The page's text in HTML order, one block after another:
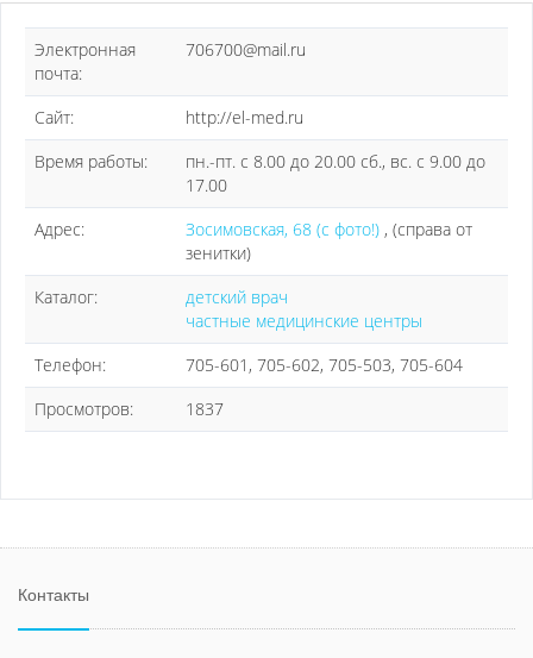
Электронная
почта:
706700@mail.ru
Сайт:
http://el-med.ru
Время работы:
пн.-пт. с 8.00 до 20.00 сб., вс. с 9.00 до
17.00
Адрес:
Зосимовская, 68 (с фото!) , (справа от
зенитки)
Каталог:
детский врач
частные медицинские центры
Телефон:
705-601, 705-602, 705-503, 705-604
Просмотров:
1837
Контакты